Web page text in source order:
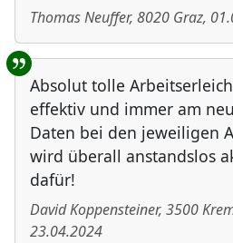
Thomas Neuffer, 8020 Graz,
Absolut tolle
effektiv und immer am
Daten bei den jeweiligen
wird überall anstandslos
dafür!
David Koppensteiner, 3500
23.04.2024